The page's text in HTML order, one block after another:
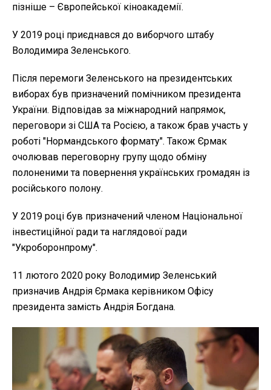
пізніше – Європейської кіноакадемії.
У 2019 році приєднався до виборчого штабу
Володимира Зеленського.
Після перемоги Зеленського на президентських
виборах був призначений помічником президента
України. Відповідав за міжнародний напрямок,
переговори зі США та Росією, а також брав участь у
роботі "Нормандського формату". Також Єрмак
очолював переговорну групу щодо обміну
полоненими та повернення українських громадян із
російського полону.
У 2019 році був призначений членом Національної
інвестиційної ради та наглядової ради
"Укроборонпрому".
11 лютого 2020 року Володимир Зеленський
призначив Андрія Єрмака керівником Офісу
президента замість Андрія Богдана.